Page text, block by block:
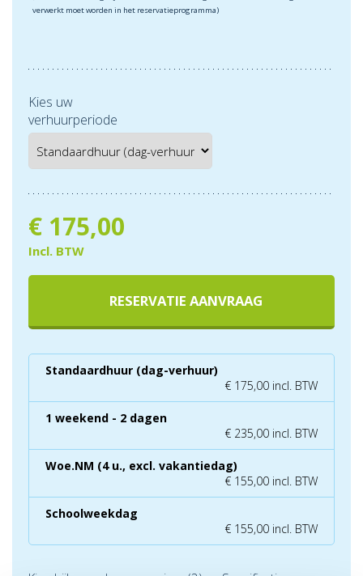
verwerkt moet worden in het reservatieprogramma)
Kies uw
verhuurperiode
€ 175,00
Incl. BTW
RESERVATIE AANVRAAG
Standaardhuur (dag-verhuur)
€ 175,00 incl. BTW
1 weekend - 2 dagen
€ 235,00 incl. BTW
Woe.NM (4 u., excl. vakantiedag)
€ 155,00 incl. BTW
Schoolweekdag
€ 155,00 incl. BTW